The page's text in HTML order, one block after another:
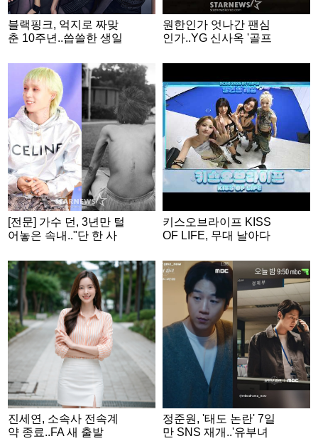
블랙핑크, 억지로 짜맞
춘 10주년..씁쓸한 생일
원한인가 엇나간 팬심
인가..YG 신사옥 '골프
[종합]
[전문] 가수 던, 3년만 털
어놓은 속내.."단 한 사
키스오브라이프 KISS
OF LIFE, 무대 날아다
CON 2026 밸런스게
임|‘Would you rather’ g
ame | ENG SUB #ACO
N2026
진세연, 소속사 전속계
약 종료..FA 새 출발
정준원, '태도 논란' 7일
만 SNS 재개..'유부녀